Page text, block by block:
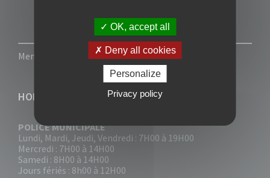
Mentions légales-Politique de confidentialité
HORAIRES
POLICE MUNICIPALE
Lundi, Mardi, Jeudi, Vendredi : 7H00 à 19H00
Mercredi : 7H00 à 14H00
Samedi : 8H00 à 14H00
Jours fériés : 8h00 à 12H00
OK, accept all
Deny all cookies
Personalize
Privacy policy